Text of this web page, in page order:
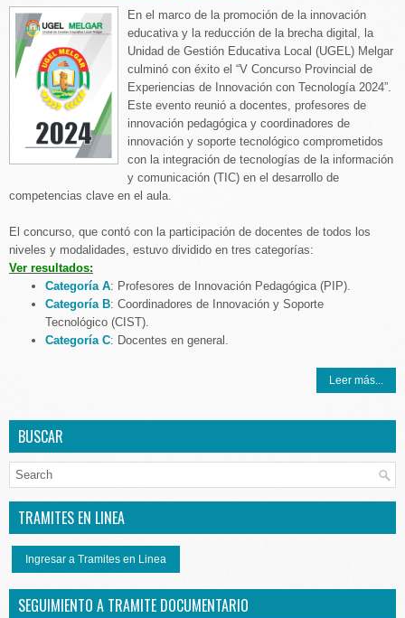
En el marco de la promoción de la innovación
educativa y la reducción de la brecha digital, la
Unidad de Gestión Educativa Local (UGEL) Melgar
culminó con éxito el “V Concurso Provincial de
Experiencias de Innovación con Tecnología 2024”.
Este evento reunió a docentes, profesores de
innovación pedagógica y coordinadores de
innovación y soporte tecnológico comprometidos
con la integración de tecnologías de la información
y comunicación (TIC) en el desarrollo de
competencias clave en el aula.
El concurso, que contó con la participación de docentes de todos los
niveles y modalidades, estuvo dividido en tres categorías:
Ver resultados:
Categoría A: Profesores de Innovación Pedagógica (PIP).
Categoría B: Coordinadores de Innovación y Soporte
Tecnológico (CIST).
Categoría C: Docentes en general.
Leer más...
BUSCAR
TRAMITES EN LINEA
Ingresar a Tramites en Linea
SEGUIMIENTO A TRAMITE DOCUMENTARIO